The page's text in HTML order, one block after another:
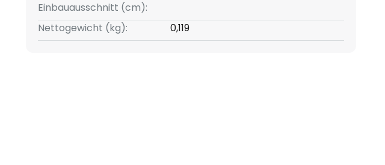
Einbauausschnitt (cm):
Nettogewicht (kg): 0,119